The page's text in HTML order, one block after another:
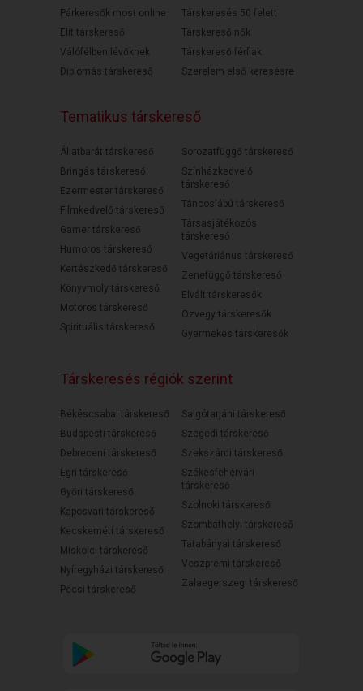
Párkeresők most online
Elit társkereső
Válófélben lévőknek
Diplomás társkereső
Társkeresés 50 felett
Társkereső nők
Társkereső férfiak
Szerelem első keresésre
Tematikus társkereső
Állatbarát társkereső
Bringás társkereső
Ezermester társkereső
Filmkedvelő társkereső
Gamer társkereső
Humoros társkereső
Kertészkedő társkereső
Könyvmoly társkereső
Motoros társkereső
Spirituális társkereső
Sorozatfüggő társkereső
Színházkedvelő
társkereső
Táncoslábú társkereső
Társasjátékozós
társkereső
Vegetáriánus társkereső
Zenefüggő társkereső
Elvált társkeresők
Özvegy társkeresők
Gyermekes társkeresők
Társkeresés régiók szerint
Békéscsabai társkereső
Budapesti társkereső
Debreceni társkereső
Egri társkereső
Győri társkereső
Kaposvári társkereső
Kecskeméti társkereső
Miskolci társkereső
Nyíregyházi társkereső
Pécsi társkereső
Salgótarjáni társkereső
Szegedi társkereső
Szekszárdi társkereső
Székesfehérvári
társkereső
Szolnoki társkereső
Szombathelyi társkereső
Tatabányai társkereső
Veszprémi társkereső
Zalaegerszegi társkereső